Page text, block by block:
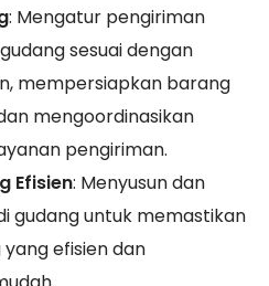
: Mengatur pengiriman
sesuai dengan
mempersiapkan barang
mengoordinasikan
pengiriman.
Efisien: Menyusun dan
gudang untuk memastikan
efisien dan